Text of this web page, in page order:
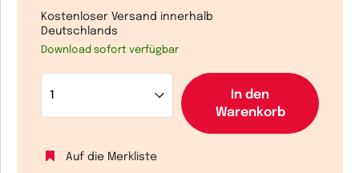
Kostenloser Versand innerhalb
Deutschlands
Download sofort verfügbar
In den
Warenkorb
Auf die Merkliste